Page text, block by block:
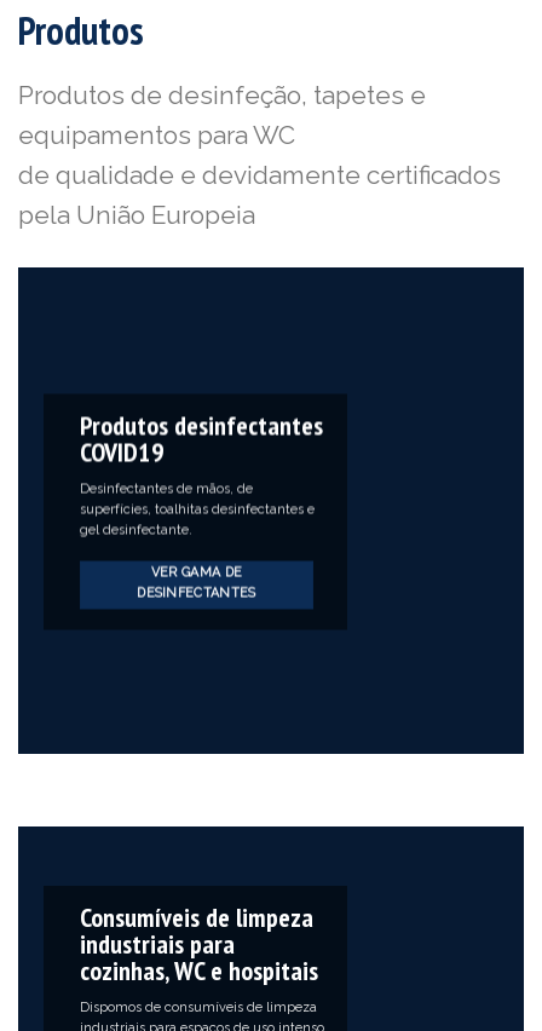
Produtos
Produtos de desinfeção, tapetes e
equipamentos para WC
de qualidade e devidamente certificados
pela União Europeia
Produtos desinfectantes
COVID19
Desinfectantes de mãos, de
superfícies, toalhitas desinfectantes e
gel desinfectante.
VER GAMA DE
DESINFECTANTES
Consumíveis de limpeza
industriais para
cozinhas, WC e hospitais
Dispomos de consumíveis de limpeza